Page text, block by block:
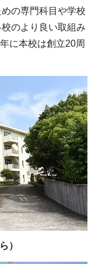
の専門科目や学校
のより良い取組み
に本校は創立20周
）